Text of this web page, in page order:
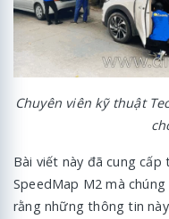
Chuyên viên kỹ thuật
Bài viết này đã cung
SpeedMap M2 mà
rằng những thông tin